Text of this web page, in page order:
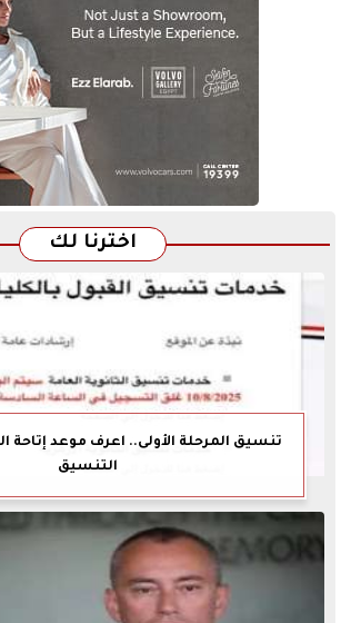
اخترنا لك
تنسيق المرحلة الأولى.. اعرف موعد إتاحة
التنسيق